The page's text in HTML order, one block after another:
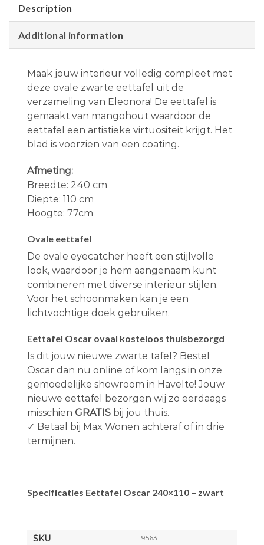
Description
Additional information
Maak jouw interieur volledig compleet met
deze ovale zwarte eettafel uit de
verzameling van Eleonora! De eettafel is
gemaakt van mangohout waardoor de
eettafel een artistieke virtuositeit krijgt. Het
blad is voorzien van een coating.
Afmeting:
Breedte: 240 cm
Diepte: 110 cm
Hoogte: 77cm
Ovale eettafel
De ovale eyecatcher heeft een stijlvolle
look, waardoor je hem aangenaam kunt
combineren met diverse interieur stijlen.
Voor het schoonmaken kan je een
lichtvochtige doek gebruiken.
Eettafel Oscar ovaal kosteloos thuisbezorgd
Is dit jouw nieuwe zwarte tafel? Bestel
Oscar dan nu online of kom langs in onze
gemoedelijke showroom in Havelte! Jouw
nieuwe eettafel bezorgen wij zo eerdaags
misschien GRATIS bij jou thuis.
✓ Betaal bij Max Wonen achteraf of in drie
termijnen.
Specificaties Eettafel Oscar 240×110 – zwart
SKU 95631